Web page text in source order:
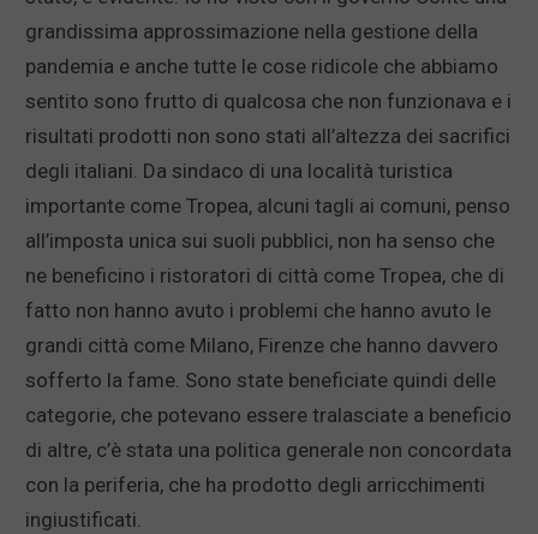
grandissima approssimazione nella gestione della
pandemia e anche tutte le cose ridicole che abbiamo
sentito sono frutto di qualcosa che non funzionava e i
risultati prodotti non sono stati all’altezza dei sacrifici
degli italiani. Da sindaco di una località turistica
importante come Tropea, alcuni tagli ai comuni, penso
all’imposta unica sui suoli pubblici, non ha senso che
ne beneficino i ristoratori di città come Tropea, che di
fatto non hanno avuto i problemi che hanno avuto le
grandi città come Milano, Firenze che hanno davvero
sofferto la fame. Sono state beneficiate quindi delle
categorie, che potevano essere tralasciate a beneficio
di altre, c’è stata una politica generale non concordata
con la periferia, che ha prodotto degli arricchimenti
ingiustificati.